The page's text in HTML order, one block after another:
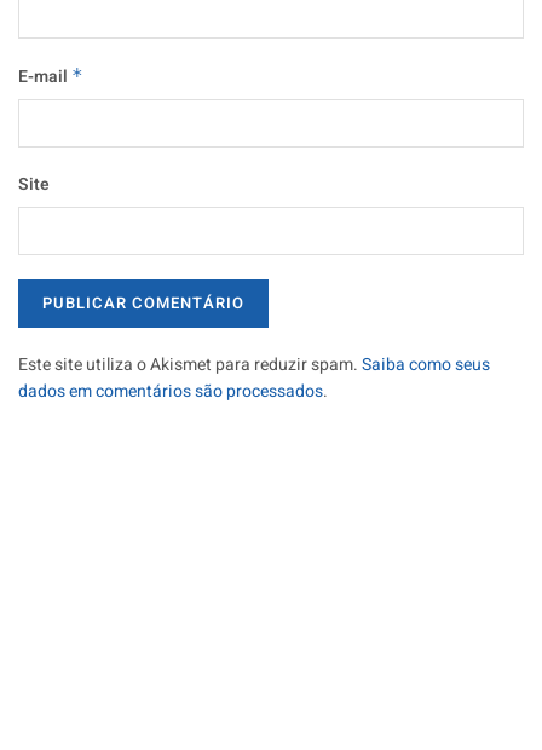
E-mail *
Site
Este site utiliza o Akismet para reduzir spam.Saiba como seus
dados em comentários são processados.